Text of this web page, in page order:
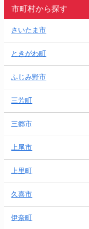
市町村から探す
さいたま市
ときがわ町
ふじみ野市
三芳町
三郷市
上尾市
上里町
久喜市
伊奈町